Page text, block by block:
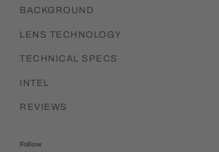
BACKGROUND
LENS TECHNOLOGY
TECHNICAL SPECS
INTEL
REVIEWS
Follow